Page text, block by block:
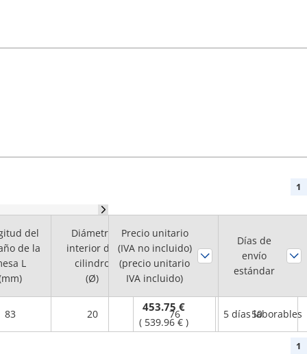
1
del
de la
L
Diámetro
interior del
cilindro
(Ø)
Ancho del
tamaño de la
mesa W
(mm)
tamaño de la
mesa H
(mm)
83 20 76 50
Precio unitario
(IVA no incluido)
(precio unitario
IVA incluido)
Días de
envío
estándar
453.75 €
( 539.96 € )
5 días laborables
1